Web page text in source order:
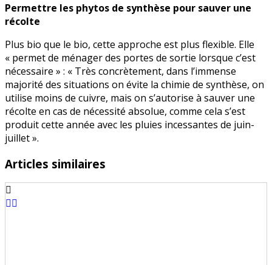
Permettre les phytos de synthèse pour sauver une
récolte
Plus bio que le bio, cette approche est plus flexible. Elle
« permet de ménager des portes de sortie lorsque c’est
nécessaire » : « Très concrètement, dans l’immense
majorité des situations on évite la chimie de synthèse, on
utilise moins de cuivre, mais on s’autorise à sauver une
récolte en cas de nécessité absolue, comme cela s’est
produit cette année avec les pluies incessantes de juin-
juillet ».
Articles similaires